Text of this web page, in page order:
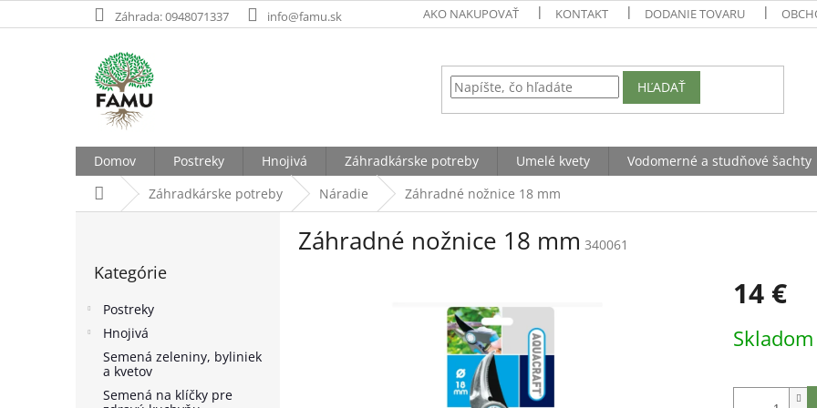
na
Záhrada: 0948071337 info@famu.sk AKO NAKUPOVAŤ KONTAKT DODANIE TOVARU
HĽADAŤ
Domov Postreky Hnojivá Záhradkárske potreby Umelé kvety Vodomerné a studňové šachty
DomovZáhradkárske potreby Náradie Záhradné nožnice 18 mm
kategórie
Kategórie
Postreky
Hnojivá
Semená zeleniny, byliniek
a kvetov
Semená na klíčky pre
Záhradné nožnice 18 mm 340061
14 €
cena:
Skladom